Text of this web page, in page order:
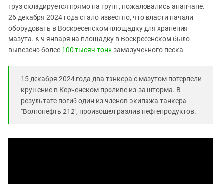
груз складируется прямо на грунт, пожаловались анапчане.
26 декабря 2024 года стало известно, что власти начали
оборудовать в Воскресенском площадку для хранения
мазута. К 9 января на площадку в Воскресенском было
вывезено более 100 тысяч тонн замазученного песка.
15 декабря 2024 года два танкера с мазутом потерпели
крушение в Керченском проливе из-за шторма. В
результате погиб один из членов экипажа танкера
"Волгонефть 212", произошел разлив нефтепродуктов.